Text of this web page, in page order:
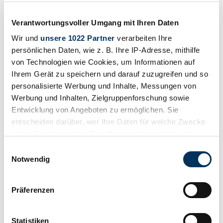
Verantwortungsvoller Umgang mit Ihren Daten
Wir und unsere 1022 Partner verarbeiten Ihre
persönlichen Daten, wie z. B. Ihre IP-Adresse, mithilfe
von Technologien wie Cookies, um Informationen auf
Ihrem Gerät zu speichern und darauf zuzugreifen und so
personalisierte Werbung und Inhalte, Messungen von
Werbung und Inhalten, Zielgruppenforschung sowie
Entwicklung von Angeboten zu ermöglichen. Sie
entscheiden darüber, wer Ihre Daten für welche Zwecke
Trigger Symbol ändern oder widerrufen
Informationen über Ihre geografische Lage
können
Notwendig
Präferenzen
Statistiken
to make a more informed purchasing decision.
Expired listing
Crane Simplex Model 5